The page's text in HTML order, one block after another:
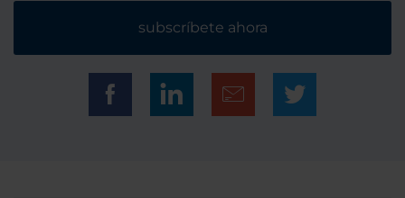
subscríbete ahora